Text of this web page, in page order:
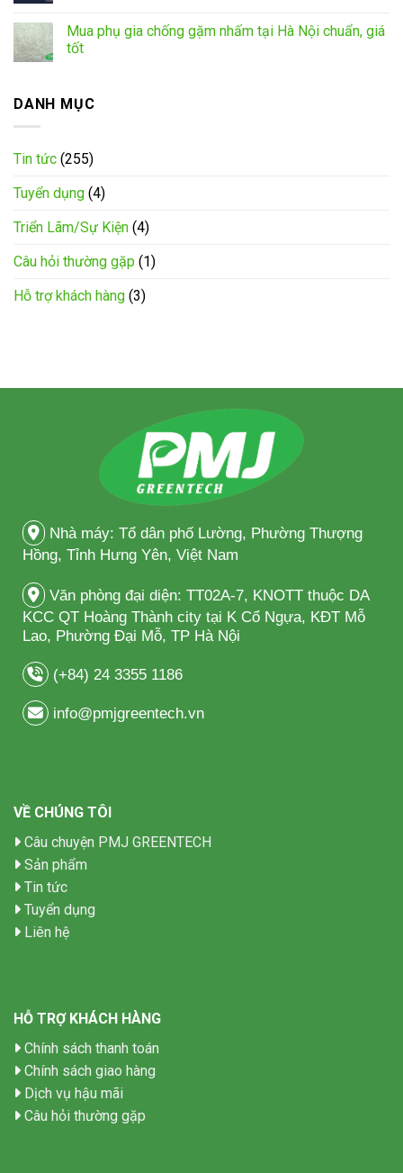
Mua phụ gia chống gặm nhấm tại Hà Nội chuẩn, giá
tốt
DANH MỤC
Tin tức (255)
Tuyển dụng (4)
Triển Lãm/Sự Kiện (4)
Câu hỏi thường gặp (1)
Hỗ trợ khách hàng (3)
Nhà máy: Tổ dân phố Lường, Phường Thượng
Hồng, Tỉnh Hưng Yên, Việt Nam
Văn phòng đại diện: TT02A-7, KNOTT thuộc DA
KCC QT Hoàng Thành city tại K Cổ Ngựa, KĐT Mỗ
Lao, Phường Đại Mỗ, TP Hà Nội
(+84) 24 3355 1186
info@pmjgreentech.vn
VỀ CHÚNG TÔI
Câu chuyện PMJ GREENTECH
Sản phẩm
Tin tức
Tuyển dụng
Liên hệ
HỖ TRỢ KHÁCH HÀNG
Chính sách thanh toán
Chính sách giao hàng
Dịch vụ hậu mãi
Câu hỏi thường gặp